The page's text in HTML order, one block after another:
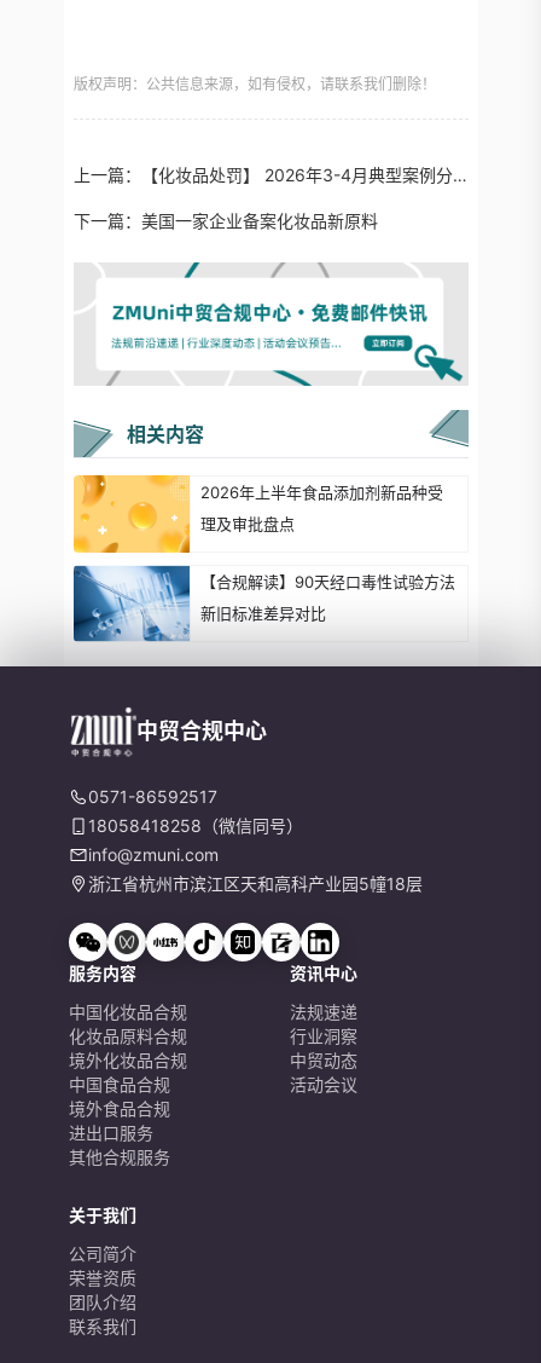
版权声明：公共信息来源，如有侵权，请联系我们删除！
上一篇： 【化妆品处罚】 2026年3-4月典型案例分析：诊所自制美白面膜、祛痘类产品原料安全风险频发…
下一篇： 美国一家企业备案化妆品新原料
相关内容
2026年上半年食品添加剂新品种受
理及审批盘点
【合规解读】90天经口毒性试验方法
新旧标准差异对比
中贸合规中心
0571-86592517
18058418258（微信同号）
info@zmuni.com
浙江省杭州市滨江区天和高科产业园5幢18层
服务内容
中国化妆品合规
化妆品原料合规
境外化妆品合规
中国食品合规
境外食品合规
进出口服务
其他合规服务
资讯中心
法规速递
行业洞察
中贸动态
活动会议
关于我们
公司简介
荣誉资质
团队介绍
联系我们